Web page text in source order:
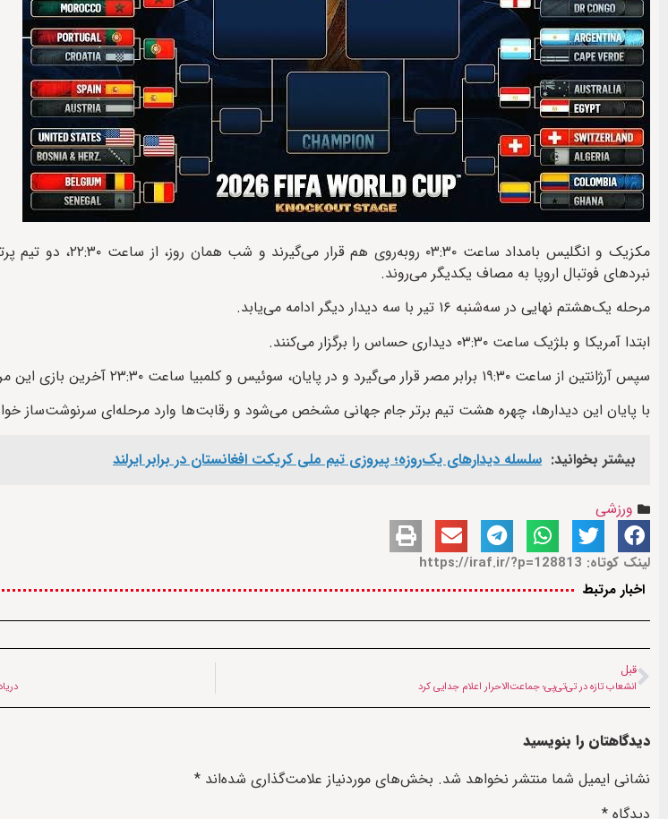
مکزیک و انگلیس بامداد ساعت
نبردهای فوتبال اروپا به مصاف یکدیگر می‌روند.
مرحله یک‌هشتم نهایی در سه‌شنبه ۱۶ تیر با سه دیدار دیگر ادامه می‌یابد.
ابتدا آمریکا و بلژیک ساعت ۰۳:۳۰ دیداری حساس را برگزار می‌کنند.
سپس آرژانتین از ساعت ۱۹:۳۰ برابر مصر قرار می‌گیرد و در پایان، سوئیس و کلمبیا ساعت ۲۳:۳۰ آخرین بازی این مرحله را انجام خواهند داد.
با پایان این دیدارها، چهره هشت تیم برتر جام جهانی مشخص می‌شود و رقابت‌ها وارد مرحله‌ای سرنوشت‌ساز
بیشتر بخوانید: سلسله دیدارهای یک‌روزه؛ پیروزی تیم ملی کریکت افغانستان در برابر ایرلند
ورزشی
لینک کوتاه: https://iraf.ir/?p=128813
اخبار مرتبط
قبل
انشعاب تازه در تی‌تی‌پی؛ جماعت‌الاحرار اعلام جدایی کرد
دیدگاهتان را بنویسید
نشانی ایمیل شما منتشر نخواهد شد. بخش‌های موردنیاز علامت‌گذاری شده‌اند *
دیدگاه *